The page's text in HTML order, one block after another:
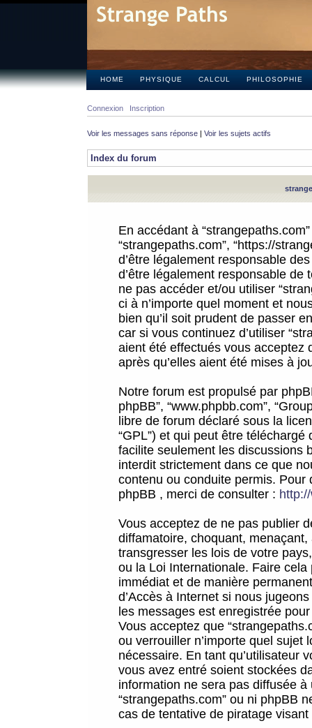
HOME PHYSIQUE CALCUL PHILOSOPHIE
Connexion Inscription
Voir les messages sans réponse | Voir les sujets actifs
Index du forum
En accédant à
“strangepaths.com”, “https://
d’être légalement responsable
d’être légalement responsable
ne pas accéder et/ou utiliser
ci à n’importe quel moment et
bien qu’il soit prudent de passer
car si vous continuez d’utiliser
aient été effectués vous acceptez
après qu’elles aient été mises à
Notre forum est propulsé par
phpBB”, “www.phpbb.com”,
libre de forum déclaré sous la
“GPL”) et qui peut être téléchargé
facilite seulement les discussions
interdit strictement dans ce que
contenu ou conduite permis.
phpBB , merci de consulter :
Vous acceptez de ne pas publier
diffamatoire, choquant,
transgresser les lois de votre
ou la Loi Internationale. Faire
immédiat et de manière
d’Accès à Internet si nous
les messages est enregistrée
Vous acceptez que
ou verrouiller n’importe quel sujet
nécessaire. En tant qu’utilisateur
vous avez entré soient stockées
information ne sera pas diffusée
“strangepaths.com” ou ni phpBB
cas de tentative de piratage